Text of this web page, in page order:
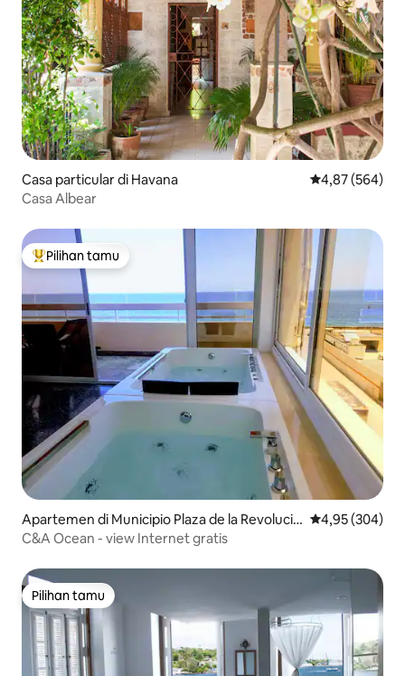
Casa particular di Havana Nilai rata-rata
4,87 (564)
Casa Albear
Pilihan tamu terpopuler
Pilihan tamu
Apartemen di Municipio Plaza de la Revolució
n, reparto Vedado
Nilai rata-rata
4,95 (304)
C&A Ocean - view Internet gratis
Pilihan tamu
Pilihan tamu